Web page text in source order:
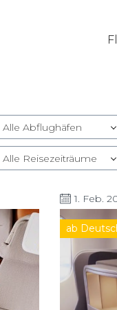
Alle Abflughäfen
Alle Reisezeiträume
1. Feb.
ab